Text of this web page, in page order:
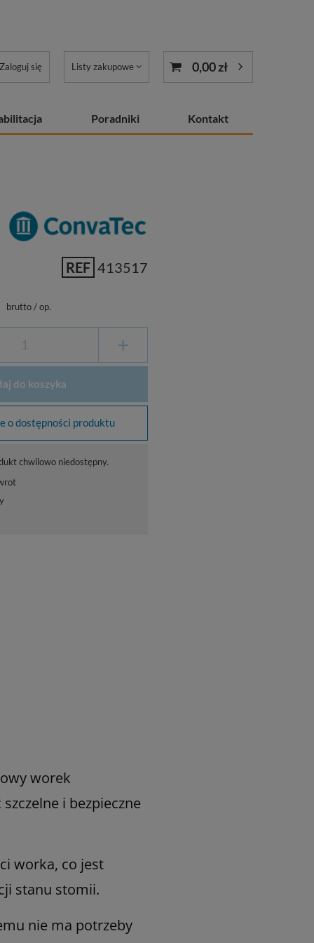
Zaloguj się Listy zakupowe 0,00 zł
Poradniki Kontakt
REF 413517
brutto/op.
+
do koszyka
o dostępności produktu
chwilowo niedostępny.
worek
i bezpieczne
worka, co jest
stanu stomii.
nie ma potrzeby